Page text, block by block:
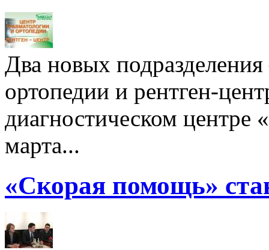
Два новых
ортопедии и рентген-
диагностическом
марта...
«Скорая помощь»